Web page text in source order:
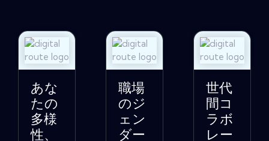
あな
たの
多様
性、
職場
のジ
ェン
ダー
世代
間コ
ラボ
レー